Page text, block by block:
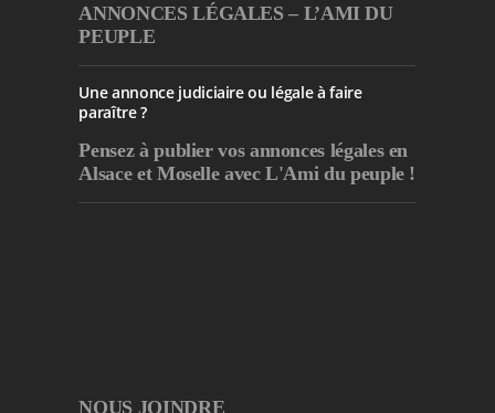
ANNONCES LÉGALES – L’AMI DU
PEUPLE
Une annonce judiciaire ou légale à faire
paraître ?
Pensez à publiervos annonces légales en
Alsace et Moselle avec L'Ami du peuple !
NOUS JOINDRE